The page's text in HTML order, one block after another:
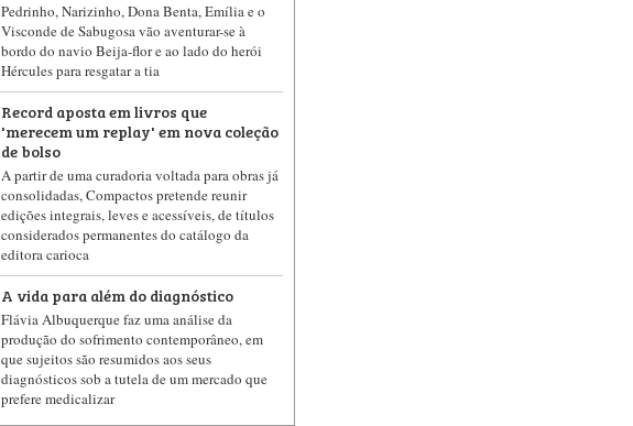
Pedrinho, Narizinho, Dona Benta, Emília e o
Visconde de Sabugosa vão aventurar-se à
bordo do navio Beija-flor e ao lado do herói
Hércules para resgatar a tia
Record aposta em livros que
'merecem um replay' em nova coleção
de bolso
A partir de uma curadoria voltada para obras já
consolidadas, Compactos pretende reunir
edições integrais, leves e acessíveis, de títulos
considerados permanentes do catálogo da
editora carioca
A vida para além do diagnóstico
Flávia Albuquerque faz uma análise da
produção do sofrimento contemporâneo, em
que sujeitos são resumidos aos seus
diagnósticos sob a tutela de um mercado que
prefere medicalizar